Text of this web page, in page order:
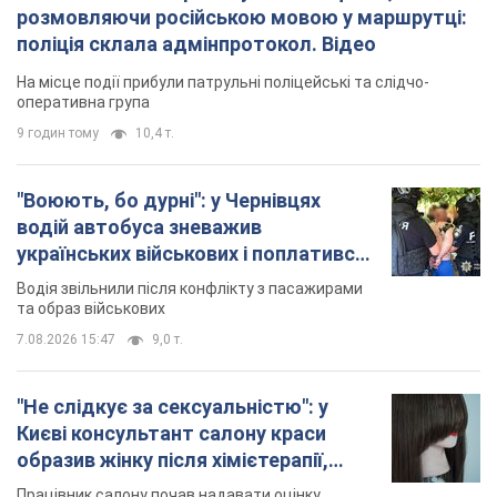
розмовляючи російською мовою у маршрутці:
поліція склала адмінпротокол. Відео
На місце події прибули патрульні поліцейські та слідчо-
оперативна група
9 годин тому 10,4 т.
"Воюють, бо дурні": у Чернівцях
водій автобуса зневажив
українських військових і поплатився.
Відео
Водія звільнили після конфлікту з пасажирами
та образ військових
7.08.2026 15:47 9,0 т.
"Не слідкує за сексуальністю": у
Києві консультант салону краси
образив жінку після хімієтерапії,
розгорівся скандал. Фото